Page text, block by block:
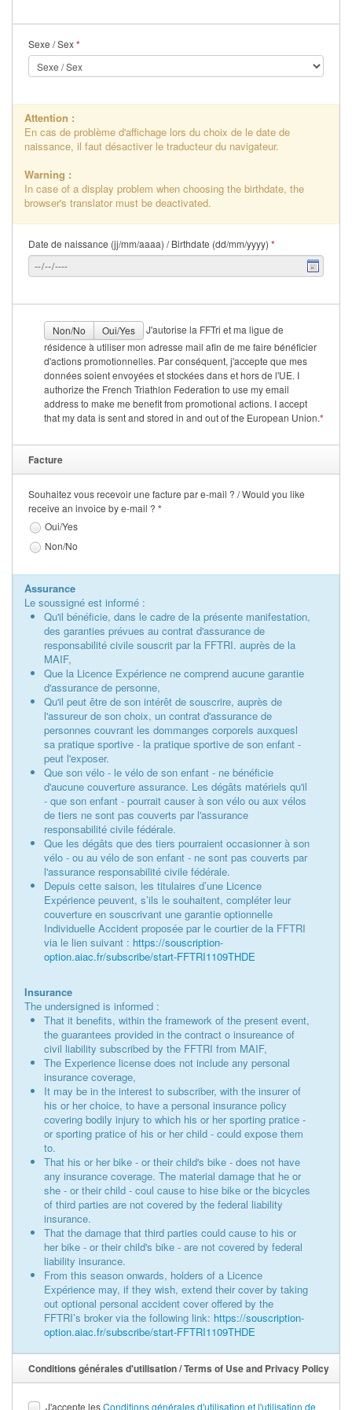
Sexe / Sex*
Attention :
En cas de problème d'affichage lors du choix de le date de
naissance, il faut désactiver le traducteur du navigateur.
Warning :
In case of a display problem when choosing the birthdate, the
browser's translator must be deactivated.
Date de naissance (jj/mm/aaaa) / Birthdate (dd/mm/yyyy) *
Non/No Oui/Yes
résidence à utiliser mon adresse mail afin de me faire bénéficier
d'actions promotionnelles. Par conséquent, j'accepte que mes
données soient envoyées et stockées dans et hors de l'UE. I
authorize the French Triathlon Federation to use my email
address to make me benefit from promotional actions. I accept
that my data is sent and stored in and out of the European Union.*
Facture
Souhaitez vous recevoir une facture par e-mail ? / Would you like
receive an invoice by e-mail ? *
Oui/Yes
Non/No
Assurance
Le soussigné est informé :
Qu'il bénéficie, dans le cadre de la présente manifestation,
des garanties prévues au contrat d'assurance de
responsabilité civile souscrit par la FFTRI. auprès de la
MAIF,
Que la Licence Expérience ne comprend aucune garantie
d'assurance de personne,
Qu'il peut être de son intérêt de souscrire, auprès de
l'assureur de son choix, un contrat d'assurance de
personnes couvrant les dommanges corporels auxquesl
sa pratique sportive - la pratique sportive de son enfant -
peut l'exposer.
Que son vélo - le vélo de son enfant - ne bénéficie
d'aucune couverture assurance. Les dégâts matériels qu'il
- que son enfant - pourrait causer à son vélo ou aux vélos
de tiers ne sont pas couverts par l'assurance
responsabilité civile fédérale.
Que les dégâts que des tiers pourraient occasionner à son
vélo - ou au vélo de son enfant - ne sont pas couverts par
l'assurance responsabilité civile fédérale.
Depuis cette saison, les titulaires d’une Licence
Expérience peuvent, s’ils le souhaitent, compléter leur
couverture en souscrivant une garantie optionnelle
Individuelle Accident proposée par le courtier de la FFTRI
via le lien suivant : https://souscription-
option.aiac.fr/subscribe/start-FFTRI1109THDE
Insurance
The undersigned is informed :
That it benefits, within the framework of the present event,
the guarantees provided in the contract o insureance of
civil liability subscribed by the FFTRI from MAIF,
The Experience license does not include any personal
insurance coverage,
It may be in the interest to subscriber, with the insurer of
his or her choice, to have a personal insurance policy
covering bodily injury to which his or her sporting pratice -
or sporting pratice of his or her child - could expose them
to.
That his or her bike - or their child's bike - does not have
any insurance coverage. The material damage that he or
she - or their child - coul cause to hise bike or the bicycles
of third parties are not covered by the federal liability
insurance.
That the damage that third parties could cause to his or
her bike - or their child's bike - are not covered by federal
liability insurance.
From this season onwards, holders of a Licence
Expérience may, if they wish, extend their cover by taking
out optional personal accident cover offered by the
FFTRI’s broker via the following link: https://souscription-
option.aiac.fr/subscribe/start-FFTRI1109THDE
Conditions générales d'utilisation / Terms of Use and Privacy Policy
J'accepte lesConditions générales d'utilisation et l'utilisation de